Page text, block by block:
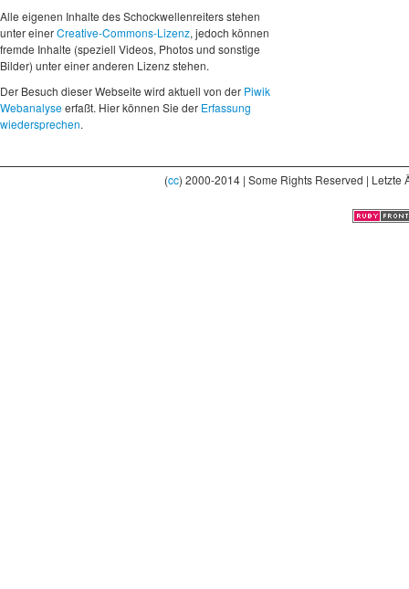
Alle eigenen Inhalte des Schockwellenreiters stehen
unter einerCreative-Commons-Lizenz, jedoch können
fremde Inhalte (speziell Videos, Photos und sonstige
Bilder) unter einer anderen Lizenz stehen.
Der Besuch dieser Webseite wird aktuell von der Piwik
Webanalyseerfaßt. Hier können Sie der Erfassung
wiedersprechen.
(cc) 2000-2014 | Some Rights Reserved |